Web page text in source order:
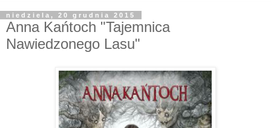
niedziela, 20 grudnia 2015
Anna Kańtoch "Tajemnica
Nawiedzonego Lasu"